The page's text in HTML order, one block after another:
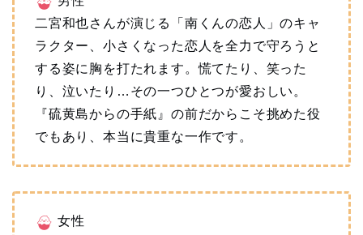
二宮和也さんが演じる「南くんの恋人」のキャ
ラクター、小さくなった恋人を全力で守ろうと
する姿に胸を打たれます。慌てたり、笑った
り、泣いたり…その一つひとつが愛おしい。
『硫黄島からの手紙』の前だからこそ挑めた役
でもあり、本当に貴重な一作です。
女性